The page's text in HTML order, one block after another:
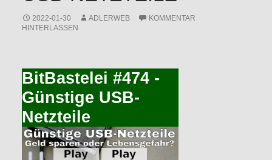
2022-01-30 ADLERWEB
KOMMENTAR
HINTERLASSEN
BitBastelei #474 -
Günstige USB-
Netzteile